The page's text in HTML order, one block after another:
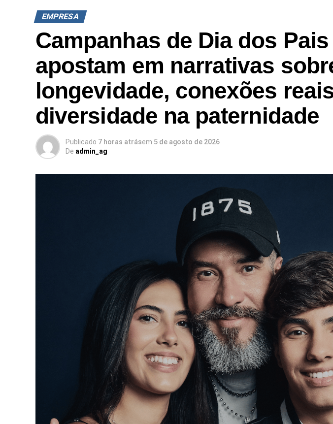
EMPRESA
Campanhas de Dia dos Pais
apostam em narrativas
longevidade, conexões
diversidade na paternidade
Publicado 7 horas atrásem 5 de agosto de 2026
De admin_ag